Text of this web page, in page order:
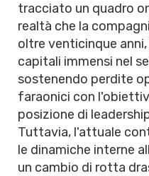
tracciato un quadro
realtà che la
oltre venticinque anni,
capitali immensi nel
sostenendo perdite
faraonici con
posizione di
Tuttavia, l'attuale
le dinamiche interne
un cambio di rotta